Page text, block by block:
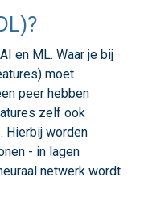
en ML. Waar je bij
moet
peer hebben
zelf ook
Hierbij worden
- in lagen
netwerk wordt